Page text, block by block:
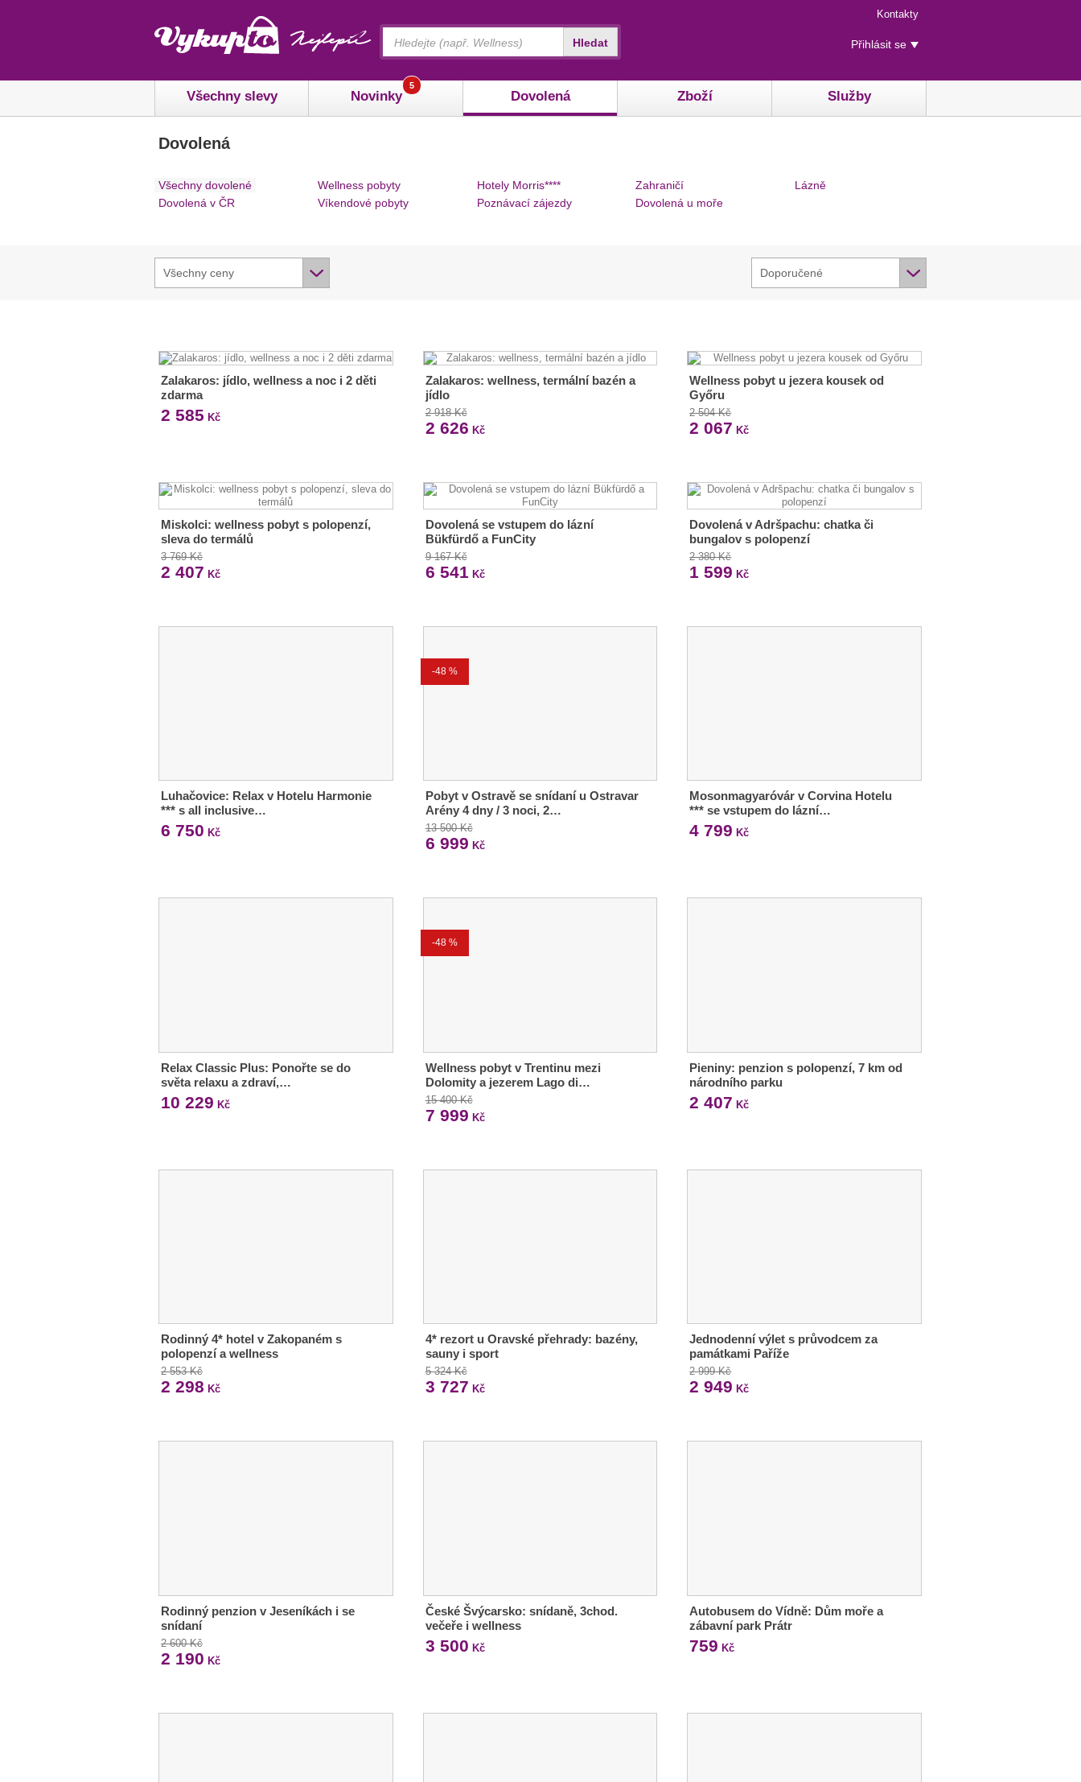
Menu
rychlého
přístupu
Kontakty
Uživatelské
menu
Přihlásit se
Všechny slevy Novinky
5
Dovolená Zboží Služby
Hledat
Dovolená
Všechny dovolené
Dovolená v ČR
Wellness pobyty
Víkendové pobyty
Hotely Morris****
Poznávací zájezdy
Zahraničí
Dovolená u moře
Lázně
Všechny ceny Doporučené
Zalakaros: jídlo, wellness a noc i 2 děti
zdarma
2 585 Kč
Zalakaros: wellness, termální bazén a
jídlo
2 918 Kč
2 626 Kč
Wellness pobyt u jezera kousek od
Győru
2 504 Kč
2 067 Kč
Miskolci: wellness pobyt s polopenzí,
sleva do termálů
3 769 Kč
2 407 Kč
Dovolená se vstupem do lázní
Bükfürdő a FunCity
9 167 Kč
6 541 Kč
Dovolená v Adršpachu: chatka či
bungalov s polopenzí
2 380 Kč
1 599 Kč
Luhačovice: Relax v Hotelu Harmonie
*** s all inclusive…
6 750 Kč
-48 %
Pobyt v Ostravě se snídaní u Ostravar
Arény 4 dny / 3 noci, 2…
13 500 Kč
6 999 Kč
Mosonmagyaróvár v Corvina Hotelu
*** se vstupem do lázní…
4 799 Kč
Relax Classic Plus: Ponořte se do
světa relaxu a zdraví,…
10 229 Kč
-48 %
Wellness pobyt v Trentinu mezi
Dolomity a jezerem Lago di…
15 400 Kč
7 999 Kč
Pieniny: penzion s polopenzí, 7 km od
národního parku
2 407 Kč
Rodinný 4* hotel v Zakopaném s
polopenzí a wellness
2 553 Kč
2 298 Kč
4* rezort u Oravské přehrady: bazény,
sauny i sport
5 324 Kč
3 727 Kč
Jednodenní výlet s průvodcem za
památkami Paříže
2 999 Kč
2 949 Kč
Rodinný penzion v Jeseníkách i se
snídaní
2 600 Kč
2 190 Kč
České Švýcarsko: snídaně, 3chod.
večeře i wellness
3 500 Kč
Autobusem do Vídně: Dům moře a
zábavní park Prátr
759 Kč